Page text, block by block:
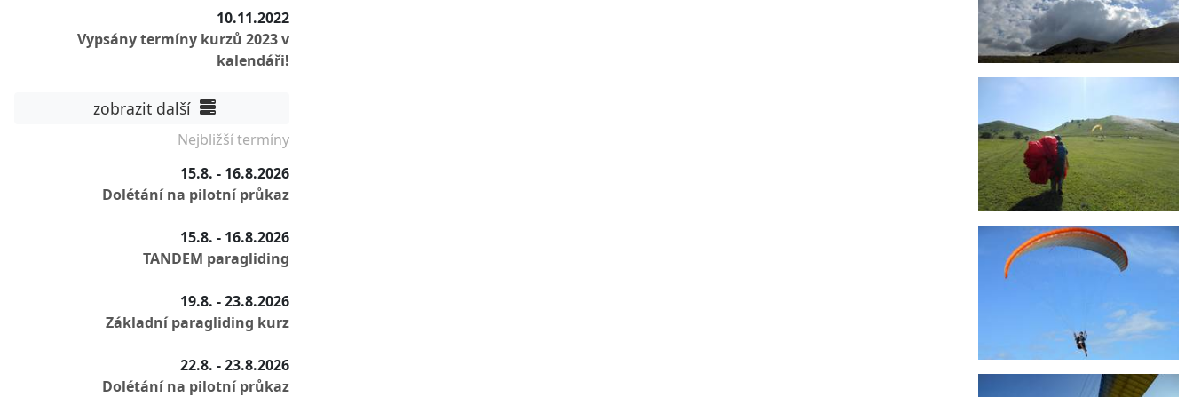
10.11.2022
Vypsány termíny kurzů 2023 v
kalendáři!
zobrazit další
Nejbližší termíny
15.8. - 16.8.2026
Dolétání na pilotní průkaz
15.8. - 16.8.2026
TANDEM paragliding
19.8. - 23.8.2026
Základní paragliding kurz
22.8. - 23.8.2026
Dolétání na pilotní průkaz